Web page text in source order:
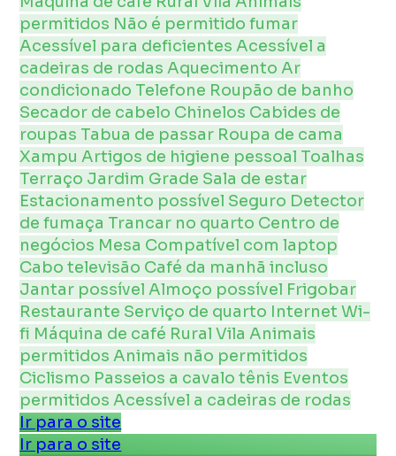
permitidos Não é permitido fumar
Acessível para deficientesAcessível a
cadeiras de rodasAquecimentoAr
condicionado Telefone Roupão de banho
Secador de cabelo Chinelos Cabides de
roupas Tabua de passar Roupa de cama
XampuArtigos de higiene pessoal Toalhas
Terraço Jardim Grade Sala de estar
Estacionamento possível Seguro Detector
de fumaça Trancar no quarto Centro de
negócios Mesa Compatível com laptop
Cabotelevisão Café da manhã incluso
Jantar possívelAlmoço possível Frigobar
Restaurante Serviço de quarto InternetWi-
fi Máquina de café RuralVilaAnimais
permitidosAnimais não permitidos
Ciclismo Passeios a cavalotênis Eventos
permitidosAcessível a cadeiras de rodas
Ir para o site
Ir para o site